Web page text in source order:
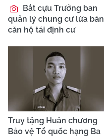
Bắt cựu Trưởng ban
quản lý chung cư lừa bán
căn hộ tái định cư
Truy tặng Huân chương
Bảo vệ Tổ quốc hạng Ba